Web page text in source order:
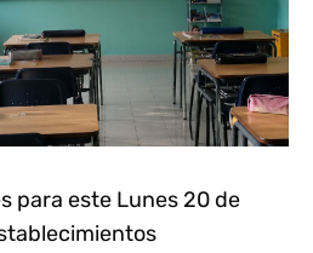
para este Lunes 20 de